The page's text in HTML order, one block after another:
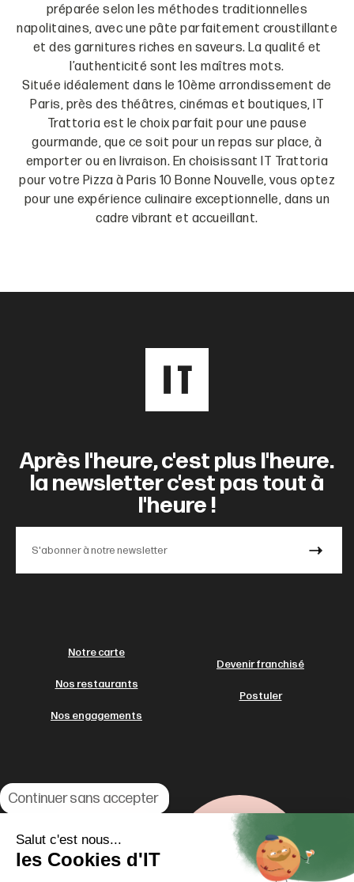
Continuer sans accepter
Salut c'est nous...
les Cookies d'IT
préparée selon les méthodes traditionnelles
napolitaines, avec une pâte parfaitement croustillante
et des garnitures riches en saveurs. La qualité et
l’authenticité sont les maîtres mots.
Située idéalement dans le 10ème arrondissement de
Paris, près des théâtres, cinémas et boutiques, IT
Trattoria est le choix parfait pour une pause
gourmande, que ce soit pour un repas sur place, à
emporter ou en livraison. En choisissant IT Trattoria
pour votre Pizza à Paris 10 Bonne Nouvelle, vous optez
pour une expérience culinaire exceptionnelle, dans un
cadre vibrant et accueillant.
Après l'heure, c'est plus l'heure.
la newsletter c'est pas tout à
l'heure !
Notre carte
Nos restaurants
Nos engagements
Devenir franchisé
Postuler